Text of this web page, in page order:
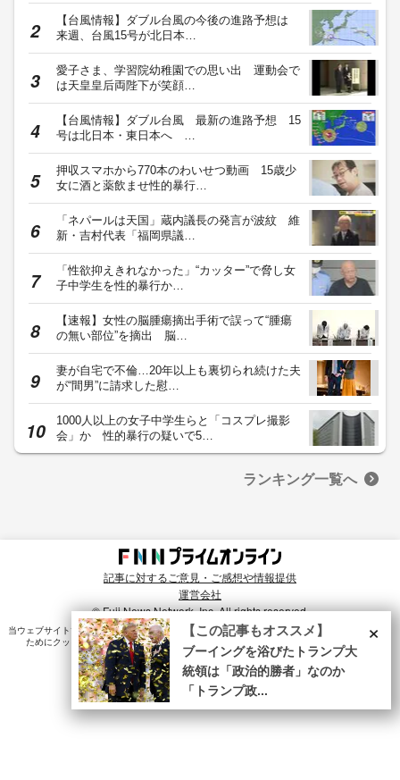
【台風情報】ダブル台風の今後の進路予想は
来週、台風15号が北日本…
愛子さま、学習院幼稚園での思い出 運動会で
は天皇皇后両陛下が笑顔…
【台風情報】ダブル台風 最新の進路予想 15
号は北日本・東日本へ …
押収スマホから770本のわいせつ動画 15歳少
女に酒と薬飲ませ性的暴行…
「ネパールは天国」蔵内議長の発言が波紋 維
新・吉村代表「福岡県議…
「性欲抑えきれなかった」“カッター”で脅し女
子中学生を性的暴行か…
【速報】女性の脳腫瘍摘出手術で誤って“腫瘍
の無い部位”を摘出 脳…
妻が自宅で不倫…20年以上も裏切られ続けた夫
が“間男”に請求した慰…
1000人以上の女子中学生らと「コスプレ撮影
会」か 性的暴行の疑いで5…
ランキング一覧へ
記事に対するご意見・ご感想や情報提供
運営会社
© Fuji News Network, Inc. All rights reserved.
当ウェブサイトでは、ユーザのニーズ・興味・関⼼に合致したコンテンツや広告配信を提供する
ためにクッキーを使⽤しています。詳細は、
プライバシーポリシー をご確認ください。×
【この記事もオススメ】
ブーイングを浴びたトランプ大
統領は「政治的勝者」なのか
「トランプ政...